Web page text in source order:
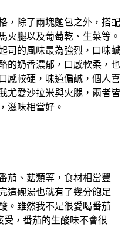
，除了兩塊麵包之外，搭配
火腿以及葡萄乾、生菜等。
司的風味最為強烈，口味鹹
的奶香濃郁，口感軟柔，也
感較硬，味道偏鹹，個人喜
尤愛沙拉米與火腿，兩者皆
滋味相當好。
茄、菇類等，食材相當豐
這碗湯也就有了幾分飽足
。雖然我不是很愛喝番茄
，番茄的生酸味不會很